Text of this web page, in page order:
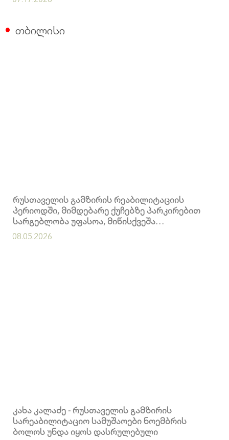
თბილისი
რუსთაველის გამზირის რეაბილიტაციის
პერიოდში, მიმდებარე ქუჩებზე პარკირებით
სარგებლობა უფასოა, მიწისქვეშა
გადასასვლელებში კომერციული ფართების
მოიჯარეები კი გადასახადებისგან
08.05.2026
კახა კალაძე - რუსთაველის გამზირის
სარეაბილიტაციო სამუშაოები ნოემბრის
ბოლოს უნდა იყოს დასრულებული